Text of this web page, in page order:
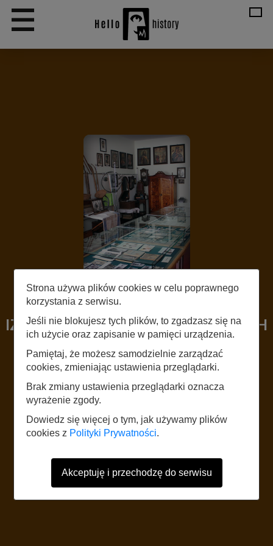
LISTEN
IZBA REGIONALNA W ZĘBOWICACH
START
The website uses mobile data according to the standard rates of the
network operator. It is recommended to have a tariff with mobile internet.
Foreign users should refer to the current Internet data roaming tariff table.
Strona używa plików cookies w celu poprawnego
korzystania z serwisu.
Jeśli nie blokujesz tych plików, to zgadzasz się na
ich użycie oraz zapisanie w pamięci urządzenia.
Pamiętaj, że możesz samodzielnie zarządzać
cookies, zmieniając ustawienia przeglądarki.
Brak zmiany ustawienia przeglądarki oznacza
wyrażenie zgody.
Dowiedz się więcej o tym, jak używamy plików
cookies z Polityki Prywatności.
Akceptuję i przechodzę do serwisu